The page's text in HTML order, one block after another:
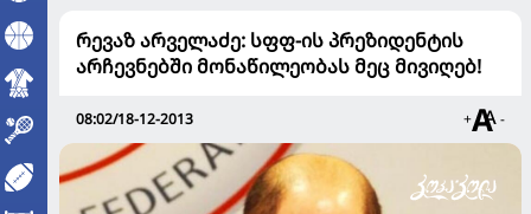
რევაზ არველაძე: სფფ-ის პრეზიდენტის
არჩევნებში მონაწილეობას მეც მივიღებ!
08:02/18-12-2013 + -